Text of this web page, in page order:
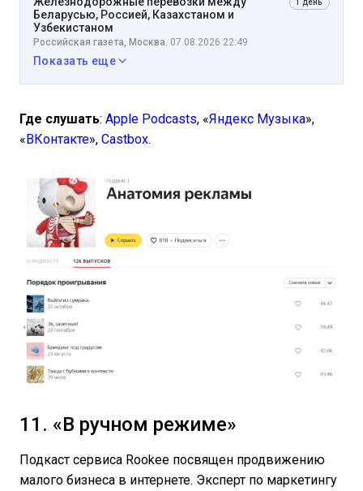
Беларусью, Россией, Казахстаном и
Узбекистаном
Российская газета, Москва. 07.08.2026 22:49
Показать еще
Где слушать: Apple Podcasts, «Яндекс Музыка»,
«ВКонтакте», Castbox.
11. «В ручном режиме»
Подкаст сервиса Rookee посвящен продвижению
малого бизнеса в интернете. Эксперт по маркетингу